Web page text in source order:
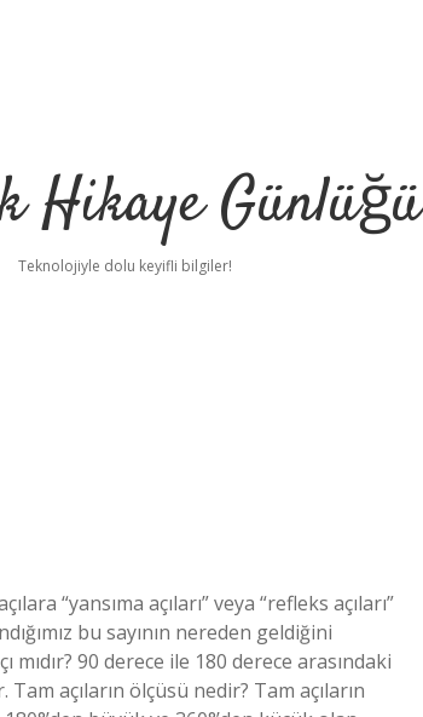
Hikaye Günlüğü
Teknolojiyle dolu keyifli bilgiler!
“yansıma açıları” veya “refleks açıları”
bu sayının nereden geldiğini
90 derece ile 180 derece arasındaki
açıların ölçüsü nedir? Tam açıların